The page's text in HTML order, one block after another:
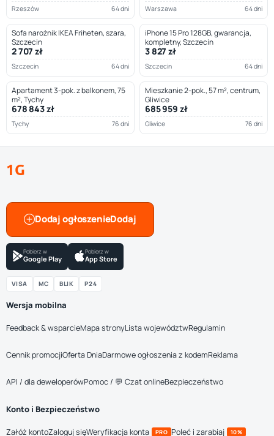
Rzeszów 64 dni Warszawa 64 dni
Sofa narożnik IKEA Friheten, szara,
Szczecin
2 707 zł
Szczecin 64 dni
iPhone 15 Pro 128GB, gwarancja,
kompletny, Szczecin
3 827 zł
Szczecin 64 dni
Apartament 3-pok. z balkonem, 75
m², Tychy
678 843 zł
Tychy 76 dni
Mieszkanie 2-pok., 57 m², centrum,
Gliwice
685 959 zł
Gliwice 76 dni
1G
Dodaj ogłoszenie
Pobierz w
Google Play
Pobierz w
App Store
VISA MC BLIK P24
Wersja mobilna
Feedback & wsparcieMapa stronyLista województwRegulamin
Cennik promocjiOferta DniaDarmowe ogłoszenia z kodemReklama
API / dla deweloperówPomoc / 💬 Czat onlineBezpieczeństwo
Konto i Bezpieczeństwo
Załóż kontoZaloguj sięWeryfikacja konta PRO Poleć i zarabiaj 10%